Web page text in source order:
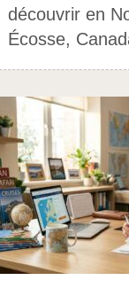
découvrir en
Écosse,